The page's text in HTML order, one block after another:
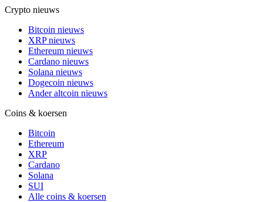
Crypto nieuws
Bitcoin nieuws
XRP nieuws
Ethereum nieuws
Cardano nieuws
Solana nieuws
Dogecoin nieuws
Ander altcoin nieuws
Coins & koersen
Bitcoin
Ethereum
XRP
Cardano
Solana
SUI
Alle coins & koersen